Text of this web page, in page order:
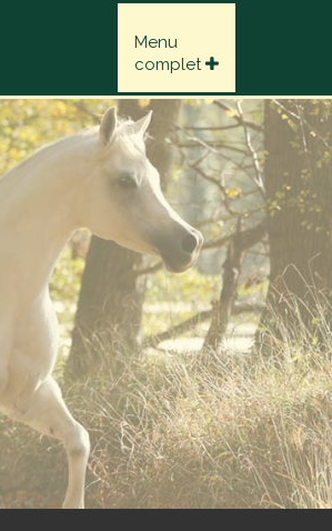
Menu
complet